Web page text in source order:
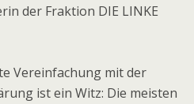
der Fraktion DIE LINKE
Vereinfachung mit der
ist ein Witz: Die meisten